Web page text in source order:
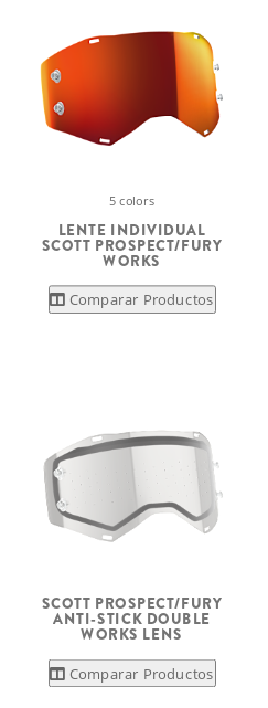
5 colors
LENTE INDIVIDUAL
SCOTT PROSPECT/FURY
WORKS
Comparar Productos
SCOTT PROSPECT/FURY
ANTI-STICK DOUBLE
WORKS LENS
Comparar Productos